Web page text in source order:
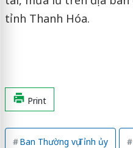
tỉnh Thanh Hóa.
Print
Ban Thường vụ Tỉnh ủy